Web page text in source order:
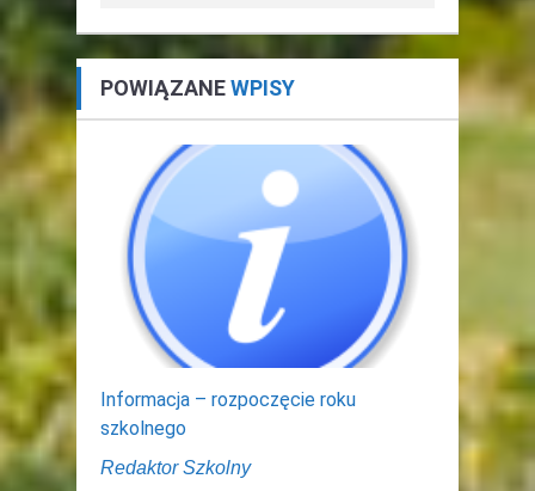
POWIĄZANEWPISY
Informacja – rozpoczęcie roku
szkolnego
Redaktor Szkolny